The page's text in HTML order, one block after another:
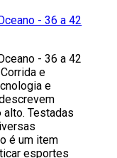
- 36 a 42
- 36 a 42
e
e
Testadas
é um item
esportes